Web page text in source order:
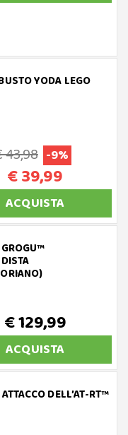
YODA LEGO
43,98 -9%
€ 39,99
ACQUISTA
€ 129,99
ACQUISTA
DELL’AT-RT™